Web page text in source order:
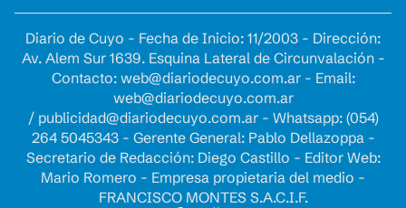
Diario de Cuyo - Fecha de Inicio: 11/2003 - Dirección:
Av. Alem Sur 1639. Esquina Lateral de Circunvalación -
Contacto: web@diariodecuyo.com.ar- Email:
web@diariodecuyo.com.ar
/ publicidad@diariodecuyo.com.ar- Whatsapp: (054)
264 5045343 - Gerente General: Pablo Dellazoppa -
Secretario de Redacción: Diego Castillo - Editor Web:
Mario Romero - Empresa propietaria del medio -
FRANCISCO MONTES S.A.C.I.F.